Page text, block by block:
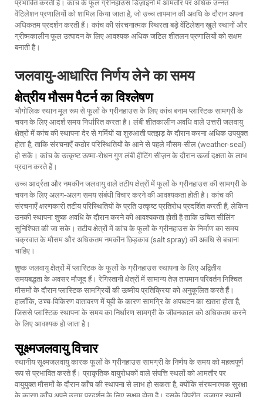
प्रभावित करती हैं। कांच के फूल ग्रीनहाउस डिज़ाइनों में आमतौर पर अधिक उन्नत
वेंटिलेशन प्रणालियों को शामिल किया जाता है, जो उच्च तापमान की अवधि के दौरान अपना
अधिकतम प्रदर्शन करती हैं। कांच की संरचनात्मक स्थिरता बड़े वेंटिलेशन खुले स्थानों और
ग्रीष्मकालीन फूल उत्पादन के लिए आवश्यक अधिक जटिल शीतलन प्रणालियों को सक्षम
बनाती है।
जलवायु-आधारित निर्णय लेने का समय
क्षेत्रीय मौसम पैटर्न का विश्लेषण
भौगोलिक स्थान मूल रूप से फूलों के ग्रीनहाउस के लिए कांच बनाम प्लास्टिक सामग्री के
चयन के लिए आदर्श समय निर्धारित करता है। लंबी शीतकालीन अवधि वाले उत्तरी जलवायु
क्षेत्रों में कांच की स्थापना देर से गर्मियों या शुरुआती पतझड़ के दौरान करना अधिक उपयुक्त
होता है, ताकि संरचनाएँ कठोर परिस्थितियों के आने से पहले मौसम-सील (weather-seal)
हो सकें। कांच के उत्कृष्ट ऊष्मा-रोधन गुण लंबी हीटिंग सीज़न के दौरान ऊर्जा दक्षता के लाभ
प्रदान करते हैं।
उच्च आर्द्रता और नमकीन जलवायु वाले तटीय क्षेत्रों में फूलों के ग्रीनहाउस की सामग्री के
चयन के लिए अलग-अलग समय संबंधी विचार करने की आवश्यकता होती है। कांच की
संरचनाएँ क्षरणकारी तटीय परिस्थितियों के प्रति उत्कृष्ट प्रतिरोध प्रदर्शित करती हैं, लेकिन
उनकी स्थापना शुष्क अवधि के दौरान करने की आवश्यकता होती है ताकि उचित सीलिंग
सुनिश्चित की जा सके। तटीय क्षेत्रों में कांच के फूलों के ग्रीनहाउस के निर्माण का समय
चक्रवात के मौसम और अधिकतम नमकीन छिड़काव (salt spray) की अवधि से बचाना
चाहिए।
शुष्क जलवायु क्षेत्रों में प्लास्टिक के फूलों के ग्रीनहाउस स्थापना के लिए अद्वितीय
समयबद्धता के अवसर मौजूद हैं। रेगिस्तानी क्षेत्रों में सामान्य तेज़ तापमान परिवर्तन निश्चित
मौसमों के दौरान प्लास्टिक सामग्रियों की ऊष्मीय प्रतिक्रिया को अनुकूलित करते हैं।
हालाँकि, उच्च-विकिरण वातावरण में यूवी के कारण सामग्रि के अपघटन का खतरा होता है,
जिससे प्लास्टिक स्थापना के समय का निर्धारण सामग्री के जीवनकाल को अधिकतम करने
के लिए आवश्यक हो जाता है।
सूक्ष्मजलवायु विचार
स्थानीय सूक्ष्मजलवायु कारक फूलों के ग्रीनहाउस सामग्री के निर्णय के समय को महत्वपूर्ण
रूप से प्रभावित करते हैं। प्राकृतिक वायुरोधकों वाले संपत्ति स्थलों को आमतौर पर
वायुयुक्त मौसमों के दौरान काँच की स्थापना से लाभ हो सकता है, क्योंकि संरचनात्मक सुरक्षा